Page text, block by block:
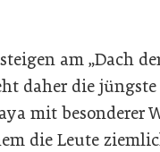
am „Dach
daher die jüngste
mit besonderer
die Leute